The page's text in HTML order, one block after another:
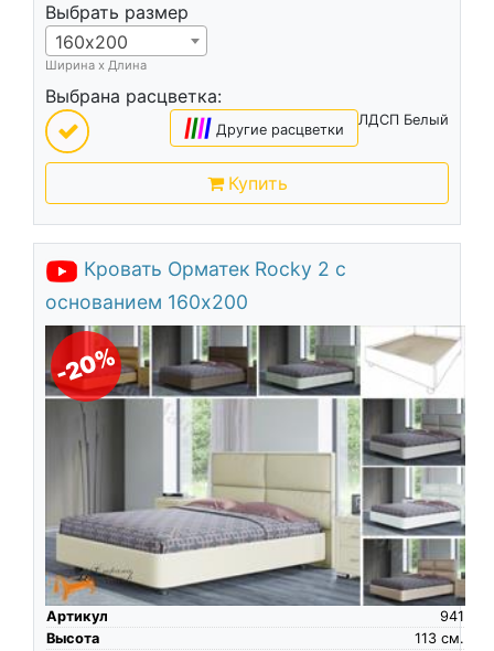
Выбрать размер
160х200
Ширина х Длина
Выбрана расцветка:
ЛДСП Белый
|||| Другие расцветки
Купить
Кровать Орматек Rocky 2 с
основанием 160х200
-20%
Артикул
941
Высота
см.
113